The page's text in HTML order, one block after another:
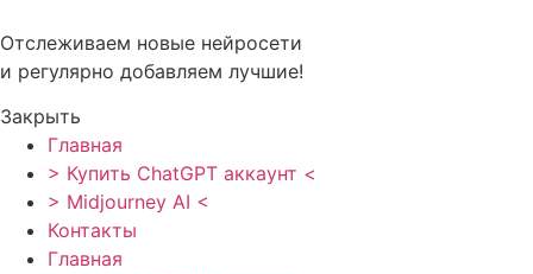
к
содержимому
Отслеживаем новые нейросети
и регулярно добавляем лучшие!
Закрыть
Главная
> Купить ChatGPT аккаунт <
> Midjourney AI <
Контакты
Главная